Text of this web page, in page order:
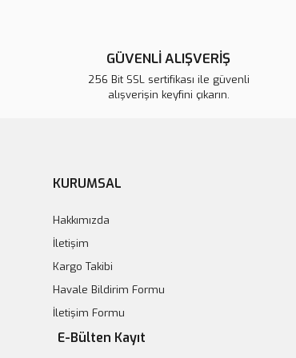
GÜVENLİ ALIŞVERİŞ
256 Bit SSL sertifikası ile güvenli
alışverişin keyfini çıkarın.
KURUMSAL
Hakkımızda
İletişim
Kargo Takibi
Havale Bildirim Formu
İletişim Formu
E-Bülten Kayıt